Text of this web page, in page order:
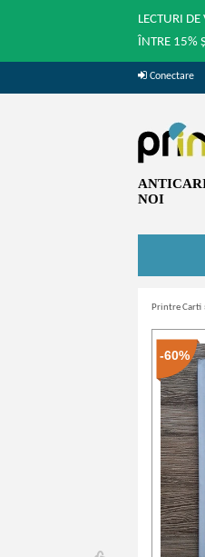
LECTURI
ÎNTRE 15%
Conectare
NOI
Printre Carti
-60%